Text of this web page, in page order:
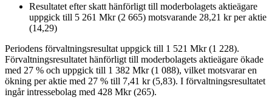
Resultatet efter skatt hänförligt till moderbolagets aktieägare
uppgick till 5 261 Mkr (2 665) motsvarande 28,21 kr per aktie
(14,29)
Periodens förvaltningsresultat uppgick till 1 521 Mkr (1 228).
Förvaltningsresultatet hänförligt till moderbolagets aktieägare ökade
med 27 % och uppgick till 1 382 Mkr (1 088), vilket motsvarar en
ökning per aktie med 27 % till 7,41 kr (5,83). I förvaltningsresultatet
ingår intressebolag med 428 Mkr (265).